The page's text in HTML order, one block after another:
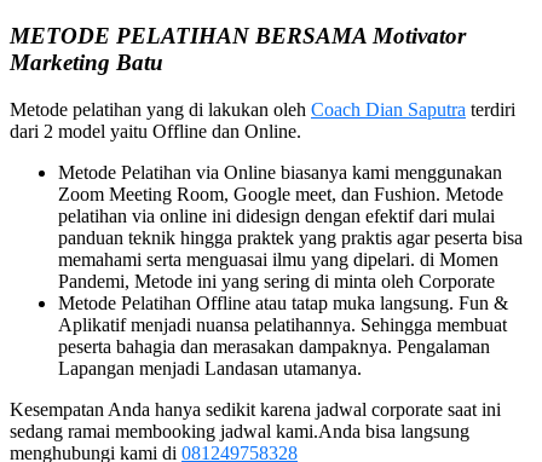
METODE PELATIHAN BERSAMA Motivator
Marketing Batu
Metode pelatihan yang di lakukan oleh Coach Dian Saputra terdiri
dari 2 model yaitu Offline dan Online.
Metode Pelatihan via Online biasanya kami menggunakan
Zoom Meeting Room, Google meet, dan Fushion. Metode
pelatihan via online ini didesign dengan efektif dari mulai
panduan teknik hingga praktek yang praktis agar peserta bisa
memahami serta menguasai ilmu yang dipelari. di Momen
Pandemi, Metode ini yang sering di minta oleh Corporate
Metode Pelatihan Offline atau tatap muka langsung. Fun &
Aplikatif menjadi nuansa pelatihannya. Sehingga membuat
peserta bahagia dan merasakan dampaknya. Pengalaman
Lapangan menjadi Landasan utamanya.
Kesempatan Anda hanya sedikit karena jadwal corporate saat ini
sedang ramai membooking jadwal kami.Anda bisa langsung
menghubungi kami di 081249758328